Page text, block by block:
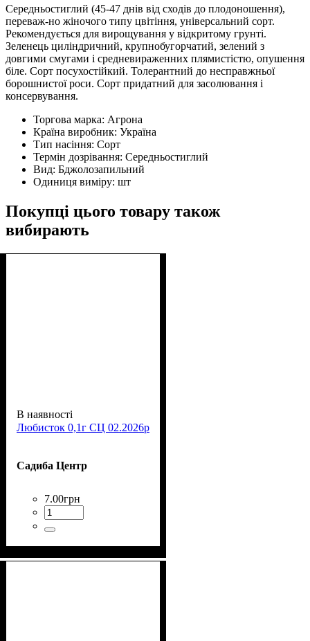
Середньостиглий (45-47 днів від сходів до плодоношення),
переваж-но жіночого типу цвітіння, універсальний сорт.
Рекомендується для вирощування у відкритому грунті.
Зеленець циліндричний, крупнобугорчатий, зелений з
довгими смугами і средневираженних плямистістю, опушення
біле. Сорт посухостійкий. Толерантний до несправжньої
борошнистої роси. Сорт придатний для засолювання і
консервування.
Торгова марка: Агрона
Країна виробник: Україна
Тип насіння: Сорт
Термін дозрівання: Середньостиглий
Вид: Бджолозапильний
Одиниця виміру: шт
Покупці цього товару також
вибирають
В наявності
Любисток 0,1г СЦ 02.2026р
Садиба Центр
7.00грн